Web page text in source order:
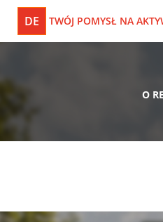
DE TWÓJ POMYSŁ NA
O